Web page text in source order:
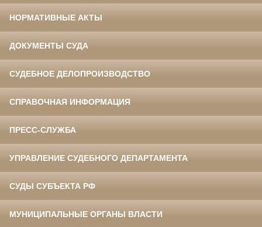
НОРМАТИВНЫЕ АКТЫ
ДОКУМЕНТЫ СУДА
СУДЕБНОЕ ДЕЛОПРОИЗВОДСТВО
СПРАВОЧНАЯ ИНФОРМАЦИЯ
ПРЕСС-СЛУЖБА
УПРАВЛЕНИЕ СУДЕБНОГО ДЕПАРТАМЕНТА
СУДЫ СУБЪЕКТА РФ
МУНИЦИПАЛЬНЫЕ ОРГАНЫ ВЛАСТИ